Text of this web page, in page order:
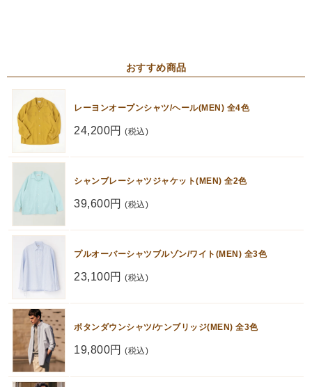
おすすめ商品
レーヨンオープンシャツ/ヘール(MEN) 全4色
24,200円 (税込)
シャンブレーシャツジャケット(MEN) 全2色
39,600円 (税込)
プルオーバーシャツブルゾン/ワイト(MEN) 全3色
23,100円 (税込)
ボタンダウンシャツ/ケンブリッジ(MEN) 全3色
19,800円 (税込)